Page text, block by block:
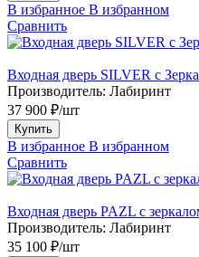
В избранное В избранном
Сравнить
Входная дверь SILVER с
Производитель: Лабиринт
37 900 ₽/шт
Купить
В избранное В избранном
Сравнить
Входная дверь PAZL с
Производитель: Лабиринт
35 100 ₽/шт